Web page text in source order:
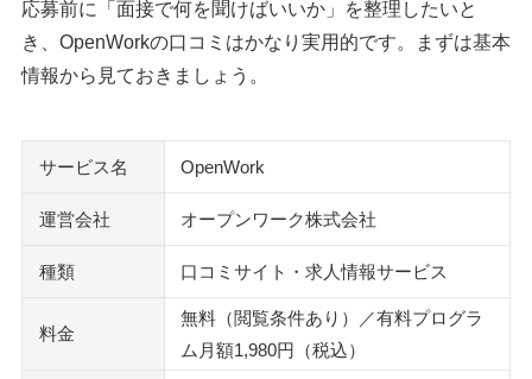
OpenWorkへ口コミ投稿する前に確認すること
口コミの反映時間は断定しない
OpenWorkと一緒に見ると判断材料が増えるサイト
ミイダス
エン カイシャの評判
JobQ（ジョブキュー）
応募前に「面接で何を聞けばいいか」を整理したいと
き、OpenWorkの口コミはかなり実用的です。まずは基本
情報から見ておきましょう。
サービス名 OpenWork
運営会社 オープンワーク株式会社
種類 口コミサイト・求人情報サービス
料金
無料（閲覧条件あり）／有料プログラ
ム月額1,980円（税込）